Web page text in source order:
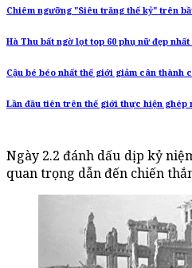
Chiêm ngưỡng "Siêu trăng thế kỷ" trên
Hà Thu bất ngờ lọt top 60 phụ nữ đẹp
Cậu bé béo nhất thế giới giảm cân thành
Lần đầu tiên trên thế giới thực hiện ghép
Ngày 2.2 đánh dấu dịp kỷ
quan trọng dẫn đến chiến